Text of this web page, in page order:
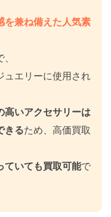
を兼ね備えた人気素
ュエリーに使用され
高いアクセサリーは
きるため、高価買取
ていても買取可能で